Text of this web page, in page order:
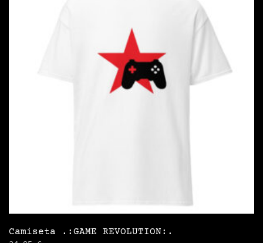
Camiseta .:GAME REVOLUTION:.